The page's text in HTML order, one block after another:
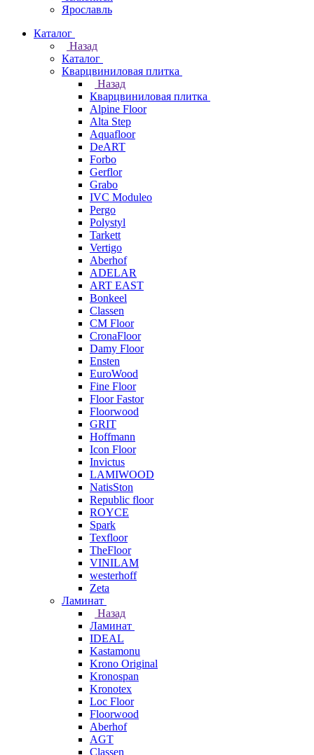
Ярославль
Каталог
Назад
Каталог
Кварцвиниловая плитка
Назад
Кварцвиниловая плитка
Alpine Floor
Alta Step
Aquafloor
DeART
Forbo
Gerflor
Grabo
IVC Moduleo
Pergo
Polystyl
Tarkett
Vertigo
Aberhof
ADELAR
ART EAST
Bonkeel
Classen
CM Floor
CronaFloor
Damy Floor
Ensten
EuroWood
Fine Floor
Floor Fastor
Floorwood
GRIT
Hoffmann
Icon Floor
Invictus
LAMIWOOD
NatisSton
Republic floor
ROYCE
Spark
Texfloor
TheFloor
VINILAM
westerhoff
Zeta
Ламинат
Назад
Ламинат
IDEAL
Kastamonu
Krono Original
Kronospan
Kronotex
Loc Floor
Floorwood
Aberhof
AGT
Classen